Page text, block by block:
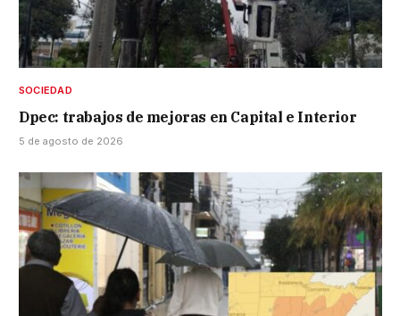
SOCIEDAD
Dpec: trabajos de mejoras en Capital e Interior
5 de agosto de 2026